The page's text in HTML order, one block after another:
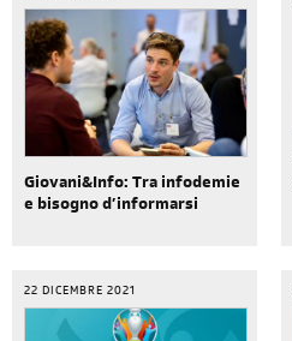
Giovani&Info: Tra infodemie
e bisogno d’informarsi
22 DICEMBRE 2021